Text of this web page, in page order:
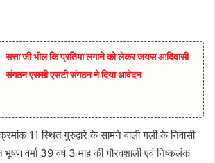
सत्ता जी भील कि प्रतिमा लगाने को लेकर जयस आदिवासी
संगठन एससी एसटी संगठन ने दिया आवेदन
11 स्थित गुरुद्वारे के सामने वाली गली के निवासी
वर्मा 39 वर्ष 3 माह की गौरवशाली एवं निष्कलंक